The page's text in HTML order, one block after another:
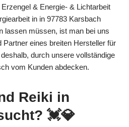
& Energie- & Lichtarbeit
in in 97783 Karsbach
lassen müssen, ist man bei uns
Partner eines breiten Hersteller für
durch unsere vollständige
vom Kunden abdecken.
Reiki in
💓️💎